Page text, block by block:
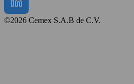
©2026 Cemex S.A.B de C.V.